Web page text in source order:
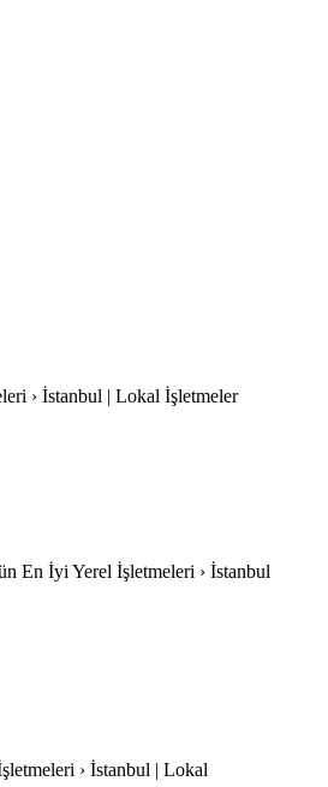
› İstanbul | Lokal İşletmeler
En İyi Yerel İşletmeleri › İstanbul
› İstanbul | Lokal